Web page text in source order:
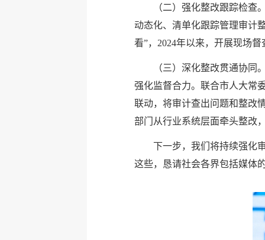
（二）强化整改跟踪检
动态化、清单化跟踪管理审计
看”，2024年以来，开展现场
（三）深化整改贯通协
强化监督合力。联合市人大常
联动，将审计查出问题和整改
部门从行业系统层面牵头整改
下一步，我们将持续强化
这些，恳请社会各界包括媒体